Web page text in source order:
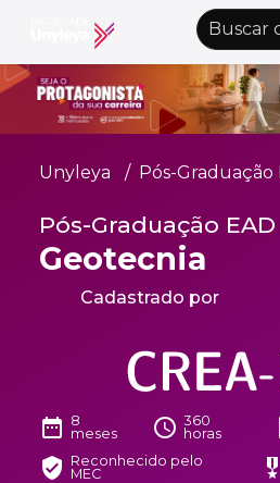
emoji_objectsAlto Contraste
Graduação EAD
Atualização Profissional
Conheça a Unyleya
Convênioskeyboard_arrow_down
UnyVantagens
personÁrea do Aluno school
Unyleya Pós-Graduação
Pós-Graduação EAD
Geotecnia
Cadastrado por
date_range 8
meses
schedule 360
horas
verified_user Reconhecido pelo
MEC
military_tech